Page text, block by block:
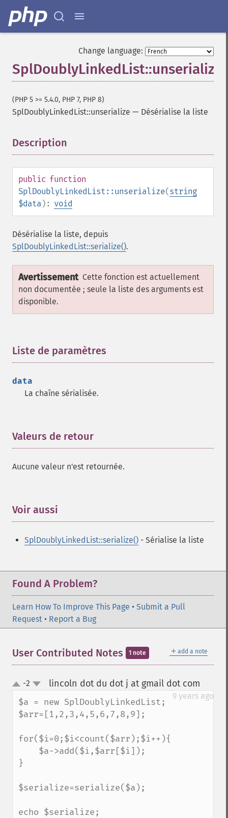
Change language:
SplDoublyLinkedList::unserialize
(PHP 5 >= 5.4.0, PHP 7, PHP 8)
SplDoublyLinkedList::unserialize — Désérialise la liste
Description
public function
SplDoublyLinkedList::unserialize(string
$data): void
Désérialise la liste, depuis
SplDoublyLinkedList::serialize().
Avertissement Cette fonction est actuellement
non documentée ; seule la liste des arguments est
disponible.
Liste de paramètres
data
La chaîne sérialisée.
Valeurs de retour
Aucune valeur n'est retournée.
Voir aussi
SplDoublyLinkedList::serialize() - Sérialise la liste
Found A Problem?
Learn How To Improve This Page • Submit a Pull
Request • Report a Bug
＋ add a note
User Contributed Notes 1 note
up
down
-2 lincoln dot du dot j at gmail dot com
9 years ago
$a = new SplDoublyLinkedList;
$arr=[1,2,3,4,5,6,7,8,9];
for($i=0;$i<count($arr);$i++){
}
$serialize=serialize($a);
echo $serialize;